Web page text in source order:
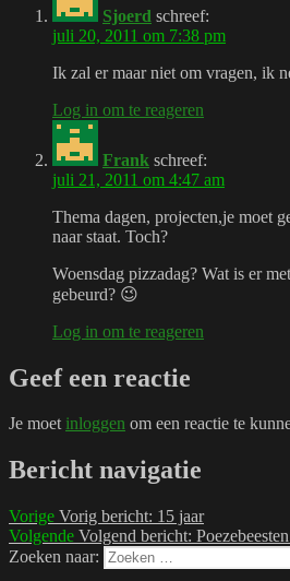
Sjoerd schreef:
juli 20, 2011 om 7:38 pm
Ik zal er maar niet om vragen, ik
Log in om te reageren
Frank schreef:
juli 21, 2011 om 4:47 am
Thema dagen, projecten,je moet
naar staat. Toch?
Woensdag pizzadag? Wat is er
gebeurd? 😉
Log in om te reageren
Geef een reactie
Je moetinloggen om een reactie te
Bericht navigatie
Vorige Vorig bericht: 15 jaar
Volgende Volgend bericht:
Zoeken naar: